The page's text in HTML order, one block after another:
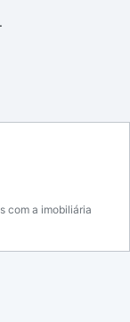
com a imobiliária